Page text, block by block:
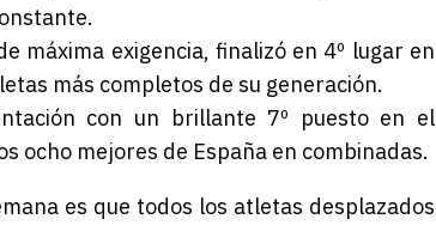
máxima exigencia, finalizó en 4º lugar en
más completos de su generación.
con un brillante 7º puesto en el
ocho mejores de España en combinadas.
es que todos los atletas desplazados